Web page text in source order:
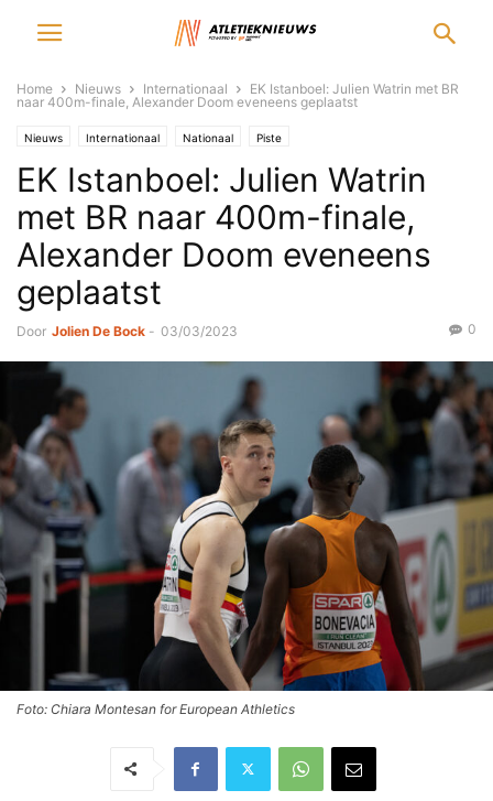
Home Nieuws Internationaal
EK Istanboel: Julien Watrin met BR
naar 400m-finale, Alexander Doom eveneens geplaatst
Nieuws Internationaal Nationaal Piste
EK Istanboel: Julien Watrin
met BR naar 400m-finale,
Alexander Doom eveneens
geplaatst
Door Jolien De Bock - 03/03/2023 0
Foto: Chiara Montesan for European Athletics